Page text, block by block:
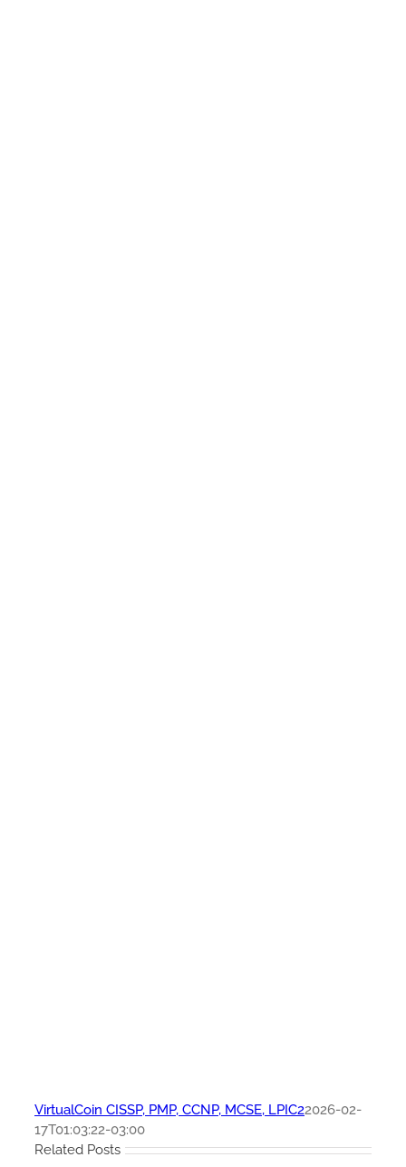
VirtualCoin CISSP, PMP, CCNP, MCSE, LPIC22026-02-
17T01:03:22-03:00
Related Posts